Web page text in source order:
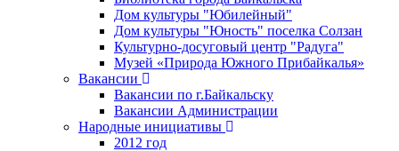
Дом культуры "Юбилейный"
Дом культуры "Юность" поселка Солзан
Культурно-досуговый центр "Радуга"
Музей «Природа Южного Прибайкалья»
Вакансии
Вакансии по г.Байкальску
Вакансии Администрации
Народные инициативы
2012 год